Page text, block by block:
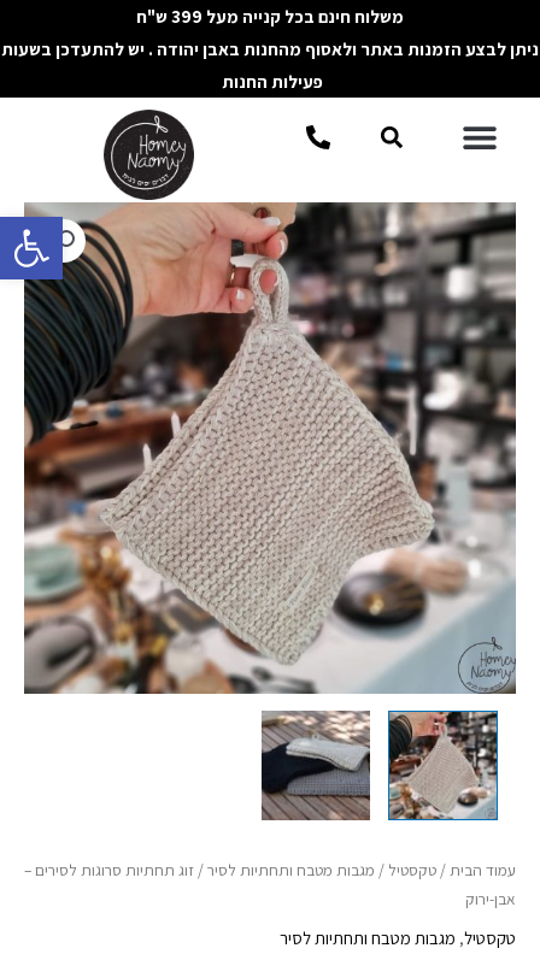
פתח
לתוכן
משלוח חינם בכל קנייה מעל 399 ש"ח
ניתן לבצע הזמנות באתר ולאסוף מהחנות באבן יהודה . יש להתעדכן בשעות
פעילות החנות
תפריטחיפוש
עמוד הבית/ טקסטיל / מגבות מטבח ותחתיות לסיר/ זוג תחתיות סרוגות לסירים –
אבן-ירוק
טקסטיל, מגבות מטבח ותחתיות לסיר